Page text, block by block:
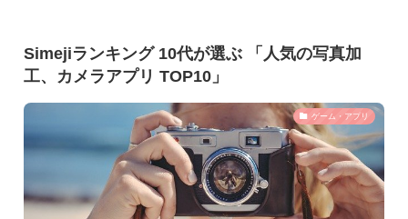
Simejiランキング 10代が選ぶ 「人気の写真加
工、カメラアプリ TOP10」
ゲーム・アプリ